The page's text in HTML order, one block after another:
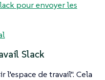
pour envoyer les
Slack
de travail". Cela